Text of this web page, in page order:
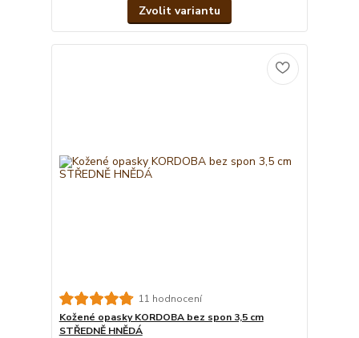
Zvolit variantu
11 hodnocení
Kožené opasky KORDOBA bez spon 3,5 cm
STŘEDNĚ HNĚDÁ